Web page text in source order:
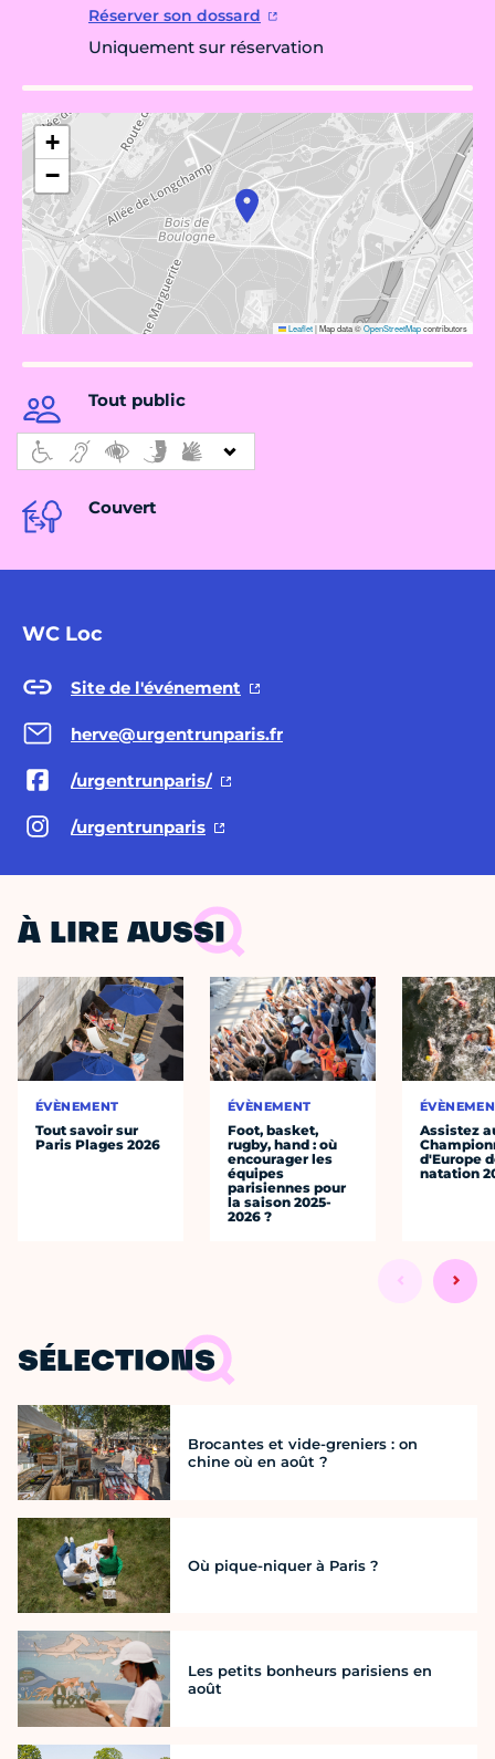
Réserver son dossard
Uniquement sur réservation
+
−
Leaflet|Map data ©OpenStreetMapcontributors
Tout public
Couvert
WC Loc
Site de l'événement
herve@urgentrunparis.fr
/urgentrunparis/
/urgentrunparis
À LIRE AUSSI
ÉVÈNEMENT
Tout savoir sur
Paris Plages 2026
ÉVÈNEMENT
Foot, basket,
rugby, hand : où
encourager les
équipes
parisiennes pour
la saison 2025-
2026 ?
Assistez
d'Europe
natation
SÉLECTIONS
Brocantes et vide-greniers : on
chine où en août ?
Où pique-niquer à Paris ?
Les petits bonheurs parisiens en
août